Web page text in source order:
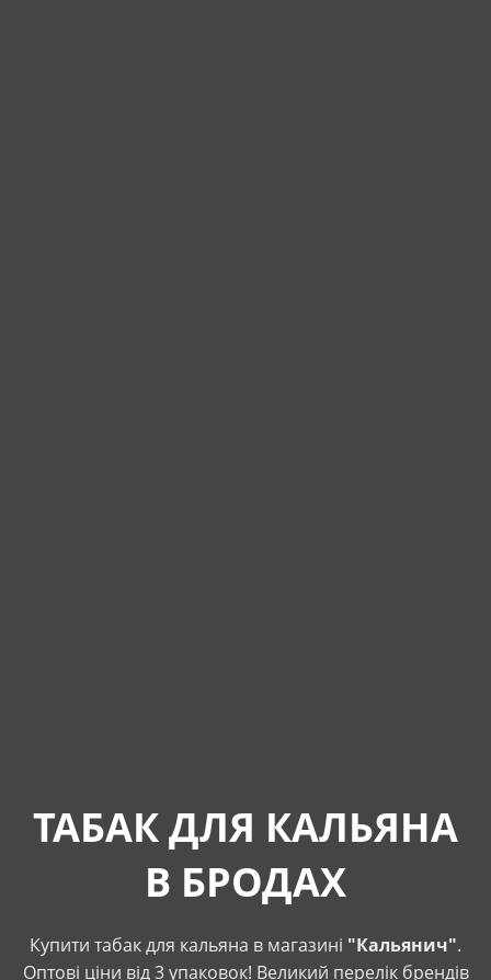
ТАБАК ДЛЯ КАЛЬЯНА
В БРОДАХ
Купити табак для кальяна в магазині "Кальянич".
Оптові ціни від 3 упаковок! Великий перелік брендів